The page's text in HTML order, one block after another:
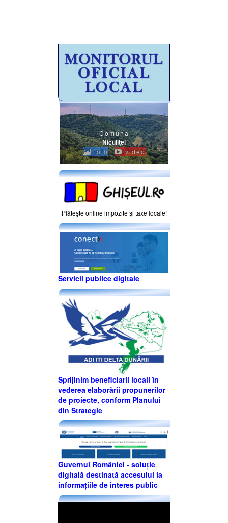
Comuna
Niculiţel
foto video
Plăteşte online impozite şi taxe locale!
Servicii publice digitale
Sprijinim beneficiarii locali în
vederea elaborării propunerilor
de proiecte, conform Planului
din Strategie
Guvernul României - soluție
digitală destinată accesului la
informațiile de interes public